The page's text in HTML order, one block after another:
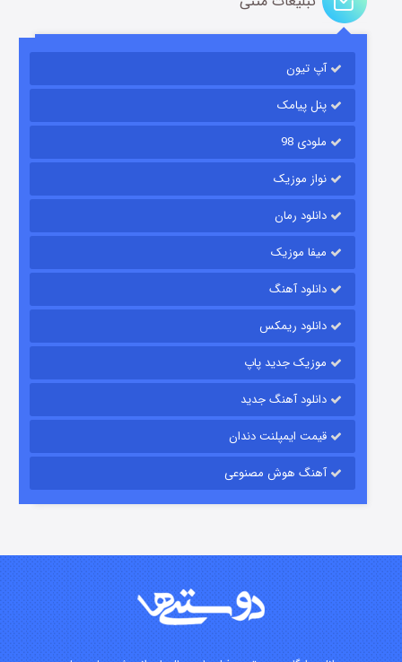
شکست استوارت در نجات جهان
قسمت
قسمت۷ (زیرنویس) منتشر شد
آپ تیون
پنل پیامک
ملودی 98
نواز موزیک
دانلود رمان
میفا موزیک
دانلود آهنگ
دانلود ریمکس
موزیک جدید پاپ
دانلود آهنگ جدید
قیمت ایمپلنت دندان
آهنگ هوش مصنوعی